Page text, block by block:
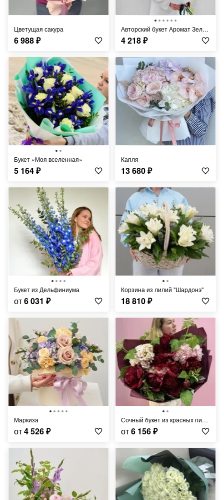
Цветущая сакура
6 988₽
Авторский букет Аромат Зелёного лета
4 218₽
Букет «Моя вселенная»
5 164₽
Капля
13 680₽
Букет из Дельфиниума
от6 031 ₽
Корзина из лилий "Шардонэ"
18 810₽
Маркиза
от4 526₽
Сочный букет из красных пионов и гортензий
от6 156₽